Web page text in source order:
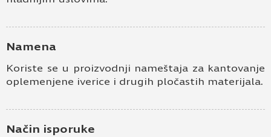
Namena
Koriste se u proizvodnji nameštaja za kantovanje
oplemenjene iverice i drugih pločastih materijala.
Način isporuke